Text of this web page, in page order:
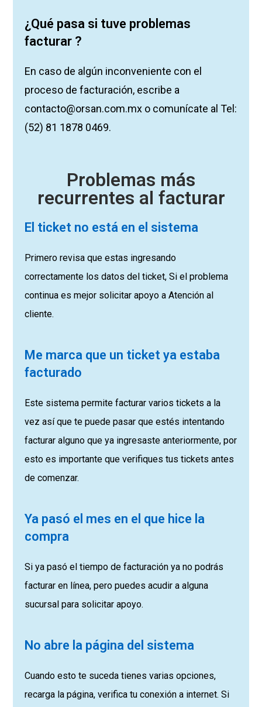
¿Qué pasa si tuve problemas
facturar ?
En caso de algún inconveniente con el
proceso de facturación, escribe a
contacto@orsan.com.mx o comunícate al Tel:
(52) 81 1878 0469.
Problemas más
recurrentes al facturar
El ticket no está en el sistema
Primero revisa que estas ingresando
correctamente los datos del ticket, Si el problema
continua es mejor solicitar apoyo a Atención al
cliente.
Me marca que un ticket ya estaba
facturado
Este sistema permite facturar varios tickets a la
vez así que te puede pasar que estés intentando
facturar alguno que ya ingresaste anteriormente, por
esto es importante que verifiques tus tickets antes
de comenzar.
Ya pasó el mes en el que hice la
compra
Si ya pasó el tiempo de facturación ya no podrás
facturar en línea, pero puedes acudir a alguna
sucursal para solicitar apoyo.
No abre la página del sistema
Cuando esto te suceda tienes varias opciones,
recarga la página, verifica tu conexión a internet. Si